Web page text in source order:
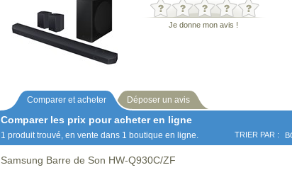
Je donne mon avis !
Comparer et acheter Déposer un avis
Comparer les prix pour acheter en ligne
1 produit trouvé, en vente dans 1 boutique en ligne. TRIER PAR :
Samsung Barre de Son HW-Q930C/ZF